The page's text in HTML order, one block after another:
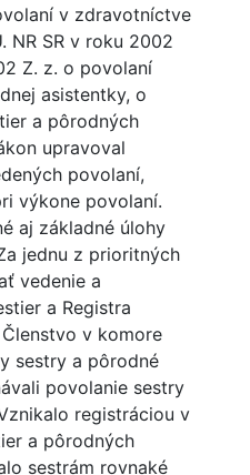
v zdravotníctve
NR SR v roku 2002
Z. z. o povolaní
asistentky, o
a pôrodných
upravoval
povolaní,
výkone povolaní.
aj základné úlohy
jednu z prioritných
vedenie a
a Registra
v komore
sestry a pôrodné
povolanie sestry
registráciou v
a pôrodných
sestrám rovnaké